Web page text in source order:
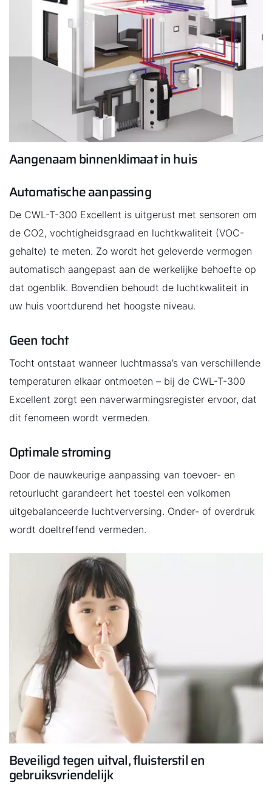
Aangenaam binnenklimaat in huis
Automatische aanpassing
De CWL-T-300 Excellent is uitgerust met sensoren om
de CO2, vochtigheidsgraad en luchtkwaliteit (VOC-
gehalte) te meten. Zo wordt het geleverde vermogen
automatisch aangepast aan de werkelijke behoefte op
dat ogenblik. Bovendien behoudt de luchtkwaliteit in
uw huis voortdurend het hoogste niveau.
Geen tocht
Tocht ontstaat wanneer luchtmassa’s van verschillende
temperaturen elkaar ontmoeten – bij de CWL-T-300
Excellent zorgt een naverwarmingsregister ervoor, dat
dit fenomeen wordt vermeden.
Optimale stroming
Door de nauwkeurige aanpassing van toevoer- en
retourlucht garandeert het toestel een volkomen
uitgebalanceerde luchtverversing. Onder- of overdruk
wordt doeltreffend vermeden.
Beveiligd tegen uitval, fluisterstil en
gebruiksvriendelijk
Contact met het team
Contactformulier
Mail de WOLF Service
Adresgegevens
Downloads
Service App